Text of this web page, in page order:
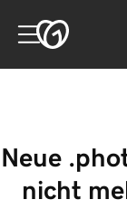
Neue
nicht